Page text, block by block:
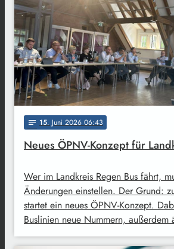
notes 15. Juni 2026 06:43
Neues ÖPNV-Konzept für
Wer im Landkreis Regen Bus fährt,
Änderungen einstellen. Der Grund:
startet ein neues ÖPNV-Konzept.
Buslinien neue Nummern,